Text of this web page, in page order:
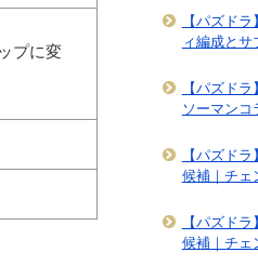
プに変
【パズド
ィ編成とサ
【パズド
ソーマンコ
【パズド
候補｜チェ
【パズド
候補｜チェ